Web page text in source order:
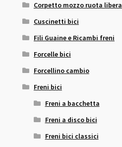
Corpetto mozzo ruota libera
Cuscinetti bici
Fili Guaine e Ricambi freni
Forcelle bici
Forcellino cambio
Freni bici
Freni a bacchetta
Freni a disco bici
Freni bici classici